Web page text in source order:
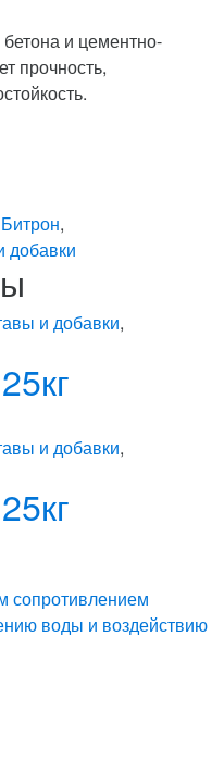
и цементно-
прочность,
Битрон,
добавки
и добавки,
и добавки,
сопротивлением
воды и воздействию